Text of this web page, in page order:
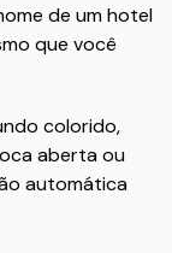
de um hotel
que você
colorido,
aberta ou
automática